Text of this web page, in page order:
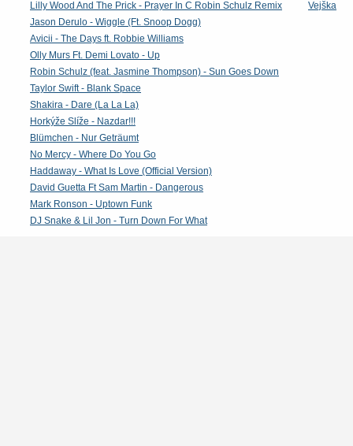
Lilly Wood And The Prick - Prayer In C Robin Schulz Remix
Jason Derulo - Wiggle (Ft. Snoop Dogg)
Avicii - The Days ft. Robbie Williams
Olly Murs Ft. Demi Lovato - Up
Robin Schulz (feat. Jasmine Thompson) - Sun Goes Down
Taylor Swift - Blank Space
Shakira - Dare (La La La)
Horkýže Slíže - Nazdar!!!
Blümchen - Nur Geträumt
No Mercy - Where Do You Go
Haddaway - What Is Love (Official Version)
David Guetta Ft Sam Martin - Dangerous
Mark Ronson - Uptown Funk
DJ Snake & Lil Jon - Turn Down For What
Vejška